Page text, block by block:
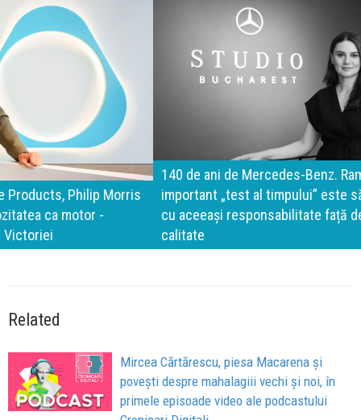
140 de ani de Mercedes-Benz. Ramona Pîrlog: Cel mai
important „test al timpului” este să inovăm constant, dar
cu aceeași responsabilitate față de oameni, siguranță și
calitate
Related
Mircea Cărtărescu, piesa Macarena și
povești despre mahalagiii vechi și noi, în
primele episoade video ale podcastului